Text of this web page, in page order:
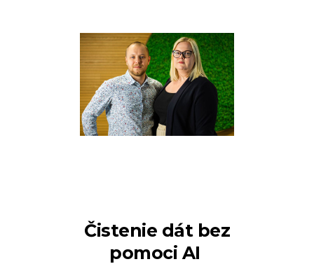
Čistenie dát bez
pomoci AI